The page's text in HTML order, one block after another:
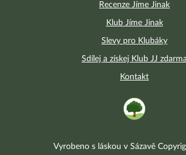
Recenze Jíme Jinak
Klub Jíme Jinak
Slevy pro Klubáky
Sdílej a získej Klub JJ zdarma
Kontakt
Vyrobeno s láskou v Sázavě